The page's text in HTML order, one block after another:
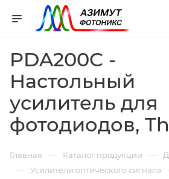
PDA200C -
Настольный
усилитель для
фотодиодов,
Главная — Каталог продукции —
— Усилители оптического сигнала